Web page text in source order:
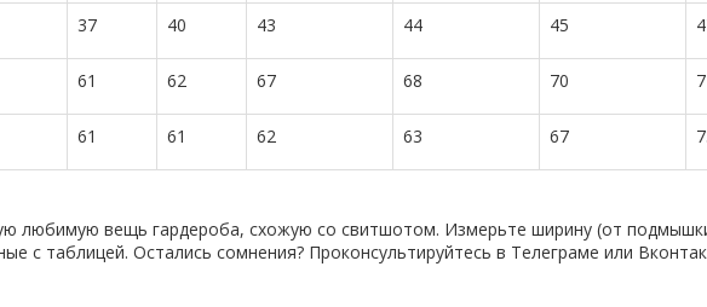
37 40 43 44 45
61 62 67 68 70
61 61 62 63 67
любимую вещь гардероба, схожую со свитшотом. Измерьте ширину (от
с таблицей. Остались сомнения? Проконсультируйтесь в Телеграме или